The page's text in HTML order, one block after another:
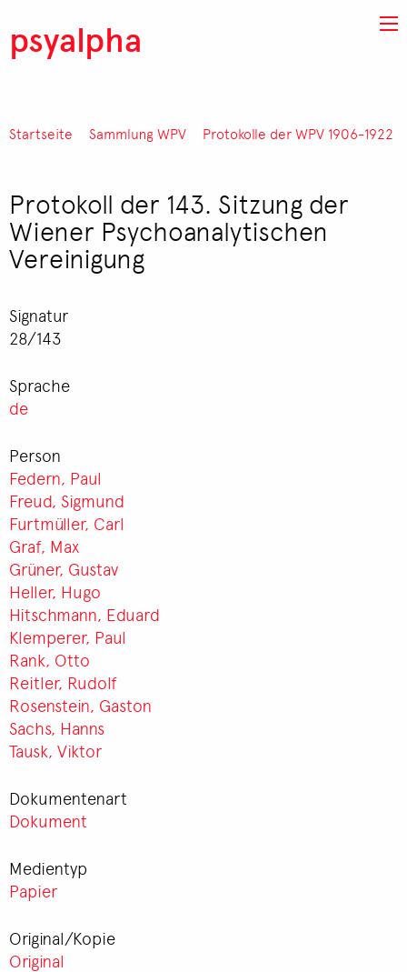
psyalpha
Pfadnavigation
Startseite Sammlung WPV Protokolle der WPV 1906-1922
Protokoll der 143. Sitzung der
Wiener Psychoanalytischen
Vereinigung
Signatur
28/143
Sprache
de
Person
Federn, Paul
Freud, Sigmund
Furtmüller, Carl
Graf, Max
Grüner, Gustav
Heller, Hugo
Hitschmann, Eduard
Klemperer, Paul
Rank, Otto
Reitler, Rudolf
Rosenstein, Gaston
Sachs, Hanns
Tausk, Viktor
Dokumentenart
Dokument
Medientyp
Papier
Original/Kopie
Original